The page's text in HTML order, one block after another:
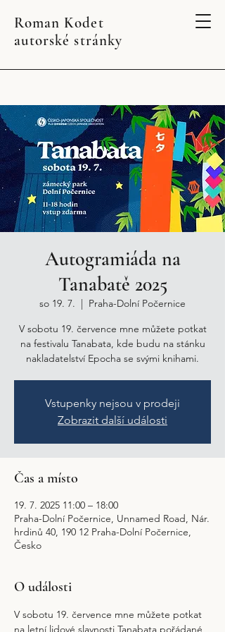
Roman Kodet
autorské stránky
Autogramiáda na
Tanabatě 2025
so 19. 7.
  |
Praha-Dolní Počernice
V sobotu 19. července mne můžete potkat
na festivalu Tanabata, kde budu na stánku
nakladatelství Epocha se svými knihami.
Vstupenky nejsou v prodeji
Zobrazit další události
Čas a místo
19. 7. 2025 11:00 – 18:00
Praha-Dolní Počernice, Unnamed Road, Nár.
hrdinů 40, 190 12 Praha-Dolní Počernice,
Česko
O události
V sobotu 19. července mne můžete potkat
na letní lidové slavnosti Tanabata pořádané